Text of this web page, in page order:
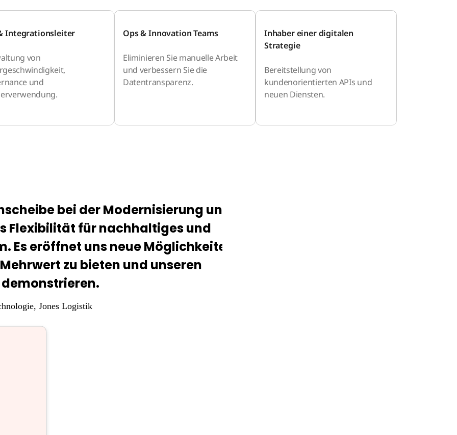
Integrationsleiter
von
und
Ops & Innovation Teams
Eliminieren Sie manuelle Arbeit
und verbessern Sie die
Datentransparenz.
Inhaber einer digitalen
Strategie
Bereitstellung von
kundenorientierten APIs und
neuen Diensten.
bei der Modernisierung unseres
Flexibilität für nachhaltiges und
Es eröffnet uns neue Möglichkeiten,
zu bieten und unseren
, Jones Logistik